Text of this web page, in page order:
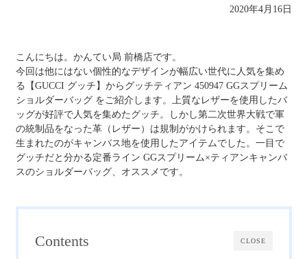
2020年4月16日
こんにちは。かんてい局 前橋店です。
今回は他にはない個性的なデザインが幅広い世代に人気を集め
る【GUCCI グッチ】からグッチティアン 450947 GGスプリーム
ショルダーバッグ をご紹介します。上質なレザーを使用したバ
ッグが好評で人気を集めたグッチ。しかし第二次世界大戦で軍
の統制品をなった革（レザー）は規制がかけられます。そこで
生まれたのがキャンバス地を使用したアイテムでした。一目で
グッチだと分かる定番ライン GGスプリーム×ティアンキャンバ
スのショルダーバッグ、オススメです。
CLOSE
Contents